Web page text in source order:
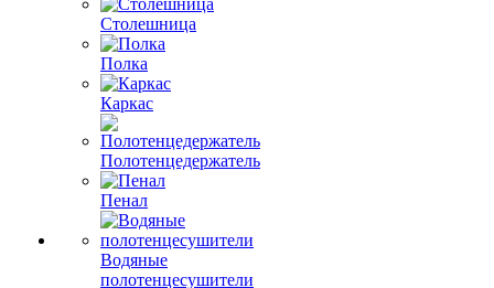
Столешница
Полка
Каркас
Полотенцедержатель
Пенал
Водяные
полотенцесушители